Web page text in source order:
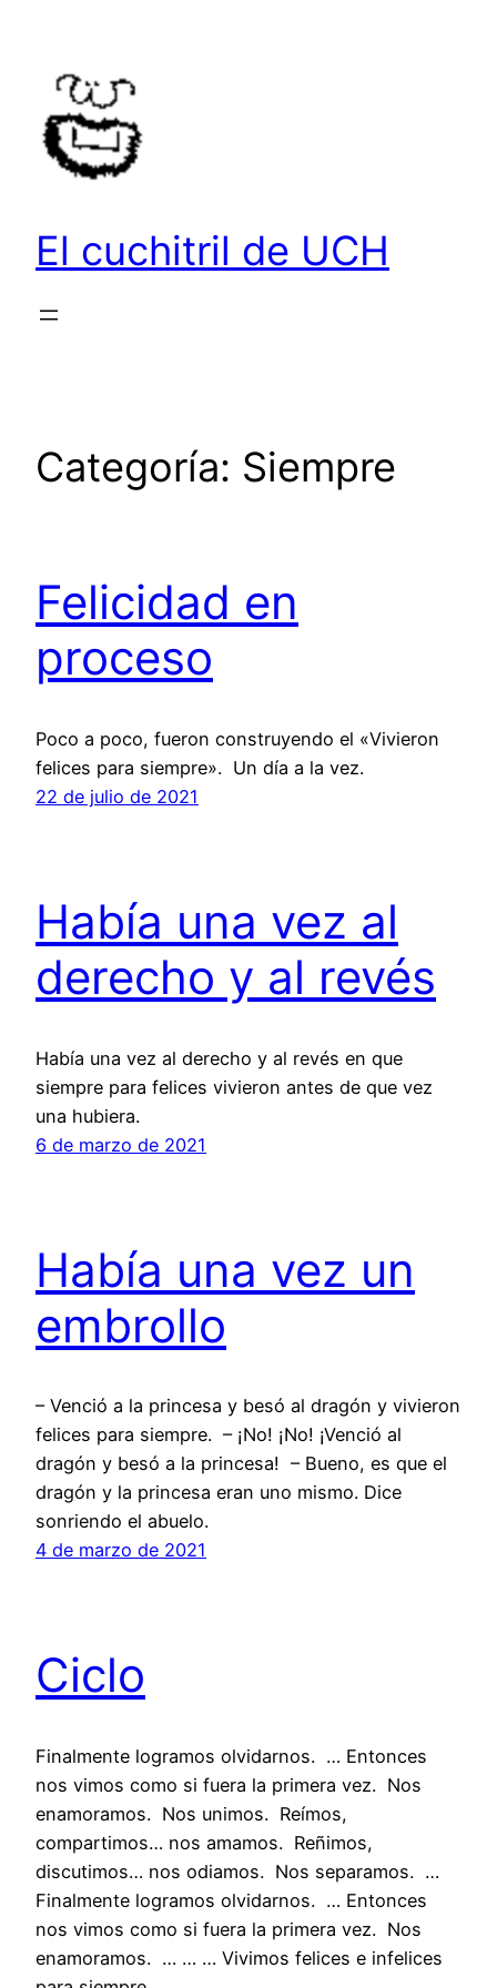
contenido
El cuchitril de UCH
Categoría: Siempre
Felicidad en
proceso
Poco a poco, fueron construyendo el «Vivieron
felices para siempre». Un día a la vez.
22 de julio de 2021
Había una vez al
derecho y al revés
Había una vez al derecho y al revés en que
siempre para felices vivieron antes de que vez
una hubiera.
6 de marzo de 2021
Había una vez un
embrollo
– Venció a la princesa y besó al dragón y vivieron
felices para siempre. – ¡No! ¡No! ¡Venció al
dragón y besó a la princesa! – Bueno, es que el
dragón y la princesa eran uno mismo. Dice
sonriendo el abuelo.
4 de marzo de 2021
Ciclo
Finalmente logramos olvidarnos. … Entonces
nos vimos como si fuera la primera vez. Nos
enamoramos. Nos unimos. Reímos,
compartimos… nos amamos. Reñimos,
discutimos… nos odiamos. Nos separamos. …
Finalmente logramos olvidarnos. … Entonces
nos vimos como si fuera la primera vez. Nos
enamoramos. … … … Vivimos felices e infelices